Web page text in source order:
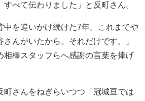
すべて伝わりました」と反町さん。
中を追いかけ続けた7年。これまでや
さんがいたから。それだけです。」
相棒スタッフらへ感謝の言葉を捧げ
町さんをねぎらいつつ「冠城亘では